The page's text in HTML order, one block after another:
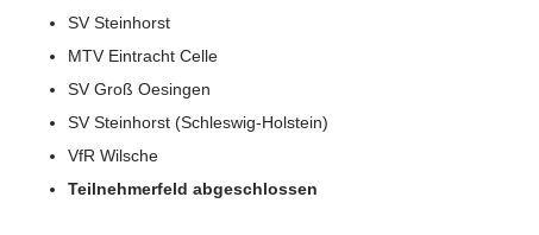
SV Steinhorst
MTV Eintracht Celle
SV Groß Oesingen
SV Steinhorst (Schleswig-Holstein)
VfR Wilsche
Teilnehmerfeld abgeschlossen